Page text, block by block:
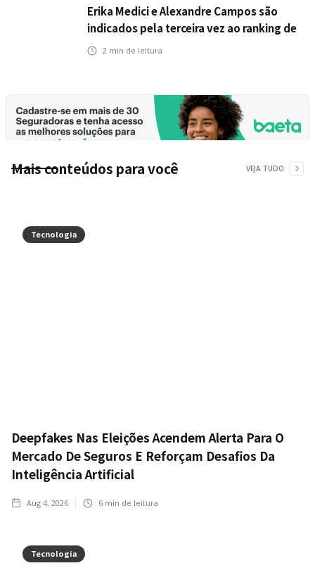
Erika Medici e Alexandre Campos são
indicados pela terceira vez ao ranking de
CEOs e RHs Mais Admirados
2 min de leitura
Mais conteúdos para você VEJA TUDO
Tecnologia
Deepfakes Nas Eleições Acendem Alerta Para O
Mercado De Seguros E Reforçam Desafios Da
Inteligência Artificial
Aug 4, 2026 6 min de leitura
Tecnologia